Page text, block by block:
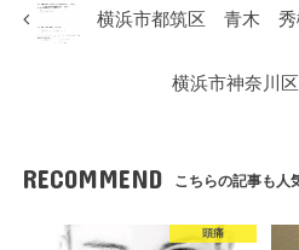
横浜市都筑区 青木 秀
横浜市神奈川
RECOMMEND こちらの記事も人
頭痛